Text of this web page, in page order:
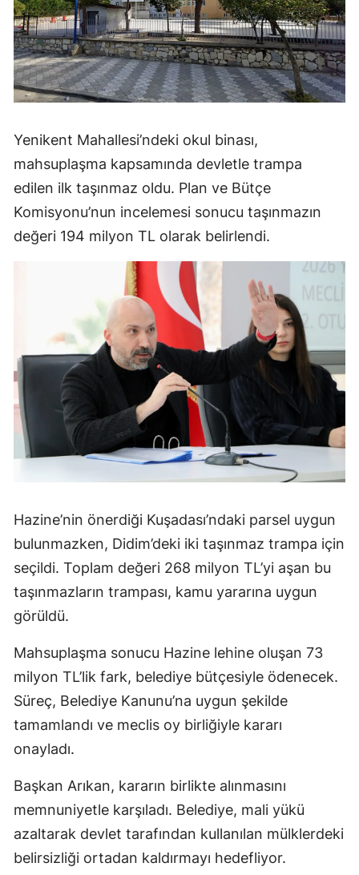
Yenikent Mahallesi’ndeki okul binası,
mahsuplaşma kapsamında devletle trampa
edilen ilk taşınmaz oldu. Plan ve Bütçe
Komisyonu’nun incelemesi sonucu taşınmazın
değeri 194 milyon TL olarak belirlendi.
Hazine’nin önerdiği Kuşadası’ndaki parsel uygun
bulunmazken, Didim’deki iki taşınmaz trampa için
seçildi. Toplam değeri 268 milyon TL’yi aşan bu
taşınmazların trampası, kamu yararına uygun
görüldü.
Mahsuplaşma sonucu Hazine lehine oluşan 73
milyon TL’lik fark, belediye bütçesiyle ödenecek.
Süreç, Belediye Kanunu’na uygun şekilde
tamamlandı ve meclis oy birliğiyle kararı
onayladı.
Başkan Arıkan, kararın birlikte alınmasını
memnuniyetle karşıladı. Belediye, mali yükü
azaltarak devlet tarafından kullanılan mülklerdeki
belirsizliği ortadan kaldırmayı hedefliyor.